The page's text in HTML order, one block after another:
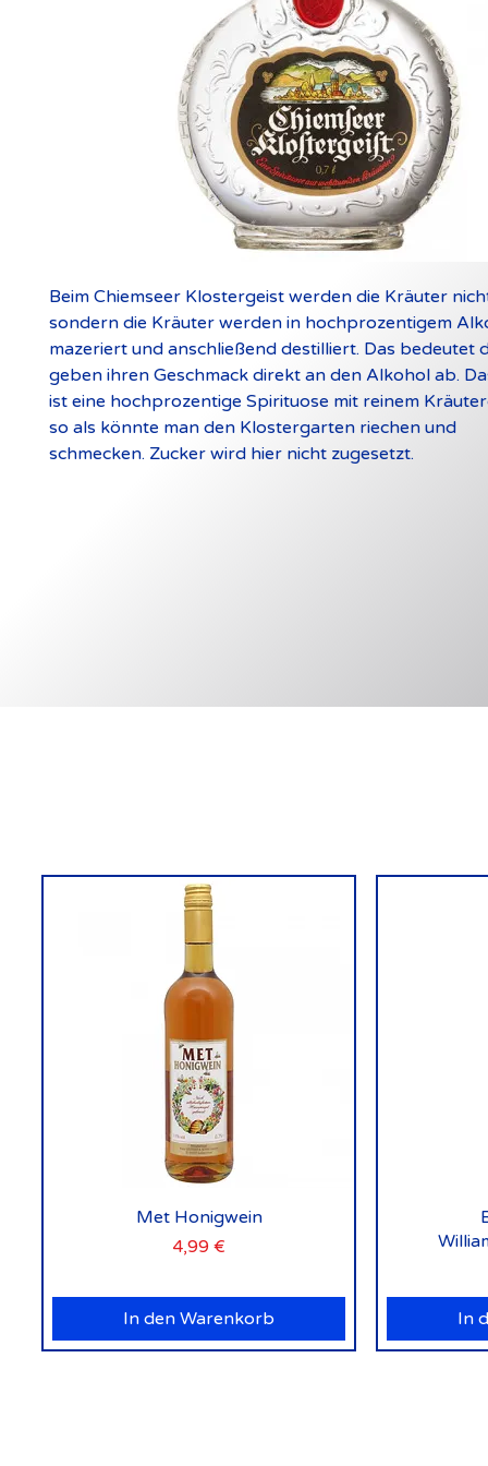
Beim Chiemseer Klostergeist werden die Kräuter
sondern die Kräuter werden in hochprozentigem
mazeriert und anschließend destilliert. Das bedeutet
geben ihren Geschmack direkt an den Alkohol ab.
ist eine hochprozentige Spirituose mit reinem
so als könnte man den Klostergarten riechen und
schmecken. Zucker wird hier nicht zugesetzt.
Schnellansicht
Met Honigwein
Preis
4,99 €
In den Warenkorb In